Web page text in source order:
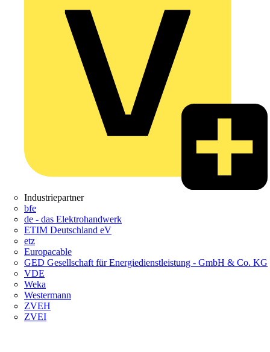
Industriepartner
bfe
de - das Elektrohandwerk
ETIM Deutschland eV
etz
Europacable
GED Gesellschaft für Energiedienstleistung - GmbH & Co. KG
VDE
Weka
Westermann
ZVEH
ZVEI